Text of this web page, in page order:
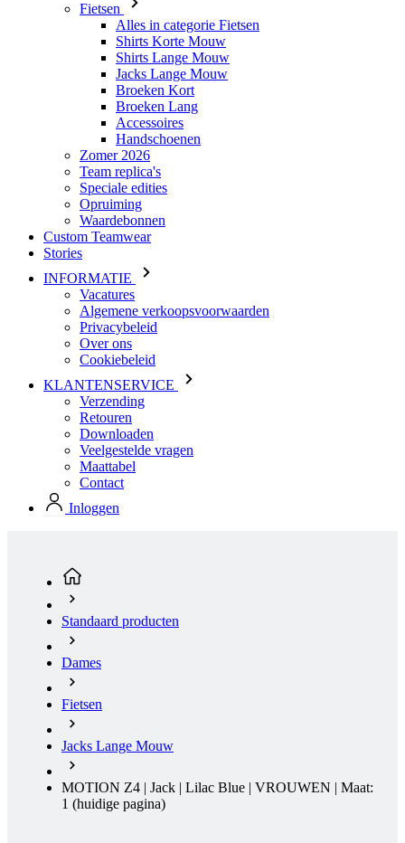
Fietsen
Alles in categorie Fietsen
Shirts Korte Mouw
Shirts Lange Mouw
Jacks Lange Mouw
Broeken Kort
Broeken Lang
Accessoires
Handschoenen
Zomer 2026
Team replica's
Speciale edities
Opruiming
Waardebonnen
Custom Teamwear
Stories
INFORMATIE
Vacatures
Algemene verkoopsvoorwaarden
Privacybeleid
Over ons
Cookiebeleid
KLANTENSERVICE
Verzending
Retouren
Downloaden
Veelgestelde vragen
Maattabel
Contact
Inloggen
Standaard producten
Dames
Fietsen
Jacks Lange Mouw
MOTION Z4 | Jack | Lilac Blue | VROUWEN | Maat:
1 (huidige pagina)